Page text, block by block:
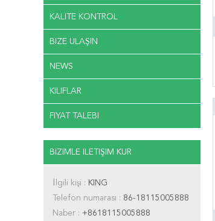
KALITE KONTROL
BIZE ULAŞIN
NEWS
KILIFLAR
FIYAT TALEBI
BIZIMLE ILETIŞIM KUR
İlgili kişi : KING
Telefon numarası : 86-18115005888
Naber : +8618115005888